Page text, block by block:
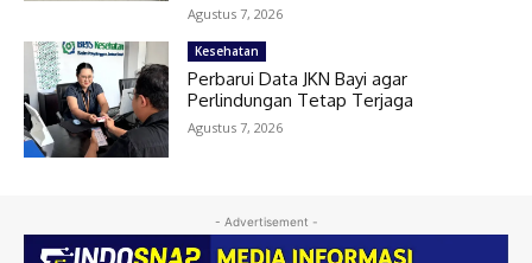
Agustus 7, 2026
Kesehatan
Perbarui Data JKN Bayi agar
Perlindungan Tetap Terjaga
Agustus 7, 2026
- Advertisement -